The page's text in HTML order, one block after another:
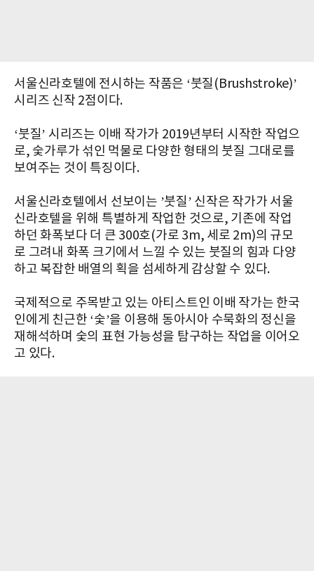
서울신라호텔에 전시하는 작품은 ‘붓질(Brushstroke)’
시리즈 신작 2점이다.
‘붓질’ 시리즈는 이배 작가가 2019년부터 시작한 작업으
로, 숯가루가 섞인 먹물로 다양한 형태의 붓질 그대로를
보여주는 것이 특징이다.
서울신라호텔에서 선보이는 ’붓질’ 신작은 작가가 서울
신라호텔을 위해 특별하게 작업한 것으로, 기존에 작업
하던 화폭보다 더 큰 300호(가로 3m, 세로 2m)의 규모
로 그려내 화폭 크기에서 느낄 수 있는 붓질의 힘과 다양
하고 복잡한 배열의 획을 섬세하게 감상할 수 있다.
국제적으로 주목받고 있는 아티스트인 이배 작가는 한국
인에게 친근한 ‘숯’을 이용해 동아시아 수묵화의 정신을
재해석하며 숯의 표현 가능성을 탐구하는 작업을 이어오
고 있다.